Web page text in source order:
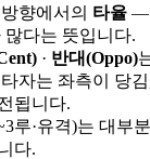
향에서의 타율 —
많다는 뜻입니다.
· 반대(Oppo)
자는 좌측이 당김
됩니다.
루·유격)는 대부
다.